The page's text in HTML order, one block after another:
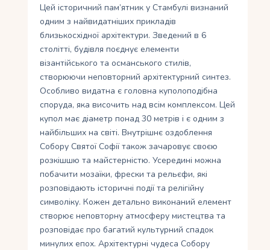
Цей історичний пам’ятник у Стамбулі визнаний
одним з найвидатніших прикладів
близькосхідної архітектури. Зведений в 6
столітті, будівля поєднує елементи
візантійського та османського стилів,
створюючи неповторний архітектурний синтез.
Особливо видатна є головна куполоподібна
споруда, яка височить над всім комплексом. Цей
купол має діаметр понад 30 метрів і є одним з
найбільших на світі. Внутрішнє оздоблення
Собору Святої Софії також зачаровує своєю
розкішшю та майстерністю. Усередині можна
побачити мозаїки, фрески та рельєфи, які
розповідають історичні події та релігійну
символіку. Кожен детально виконаний елемент
створює неповторну атмосферу мистецтва та
розповідає про багатий культурний спадок
минулих епох. Архітектурні чудеса Собору